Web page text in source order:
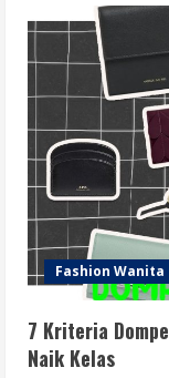
Fashion Wanita
7 Kriteria
Naik Kelas